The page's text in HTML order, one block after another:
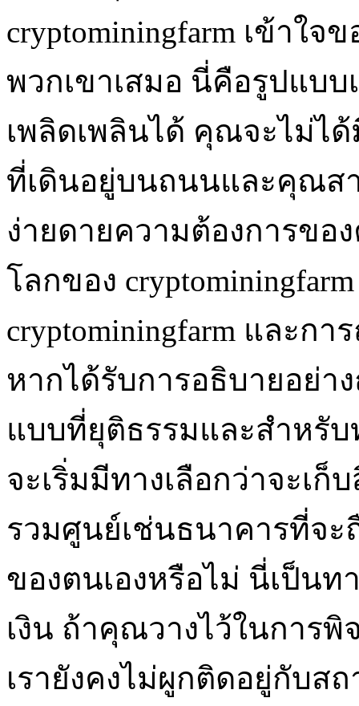
cryptominingfarm เข้าใ
พวกเขาเสมอ นี่คือรูปแบ
เพลิดเพลินได้ คุณจะไม่ไ
ที่เดินอยู่บนถนนและคุณส
ง่ายดายความต้องการข
โลกของ
cryptominingfarm และก
หากได้รับการอธิบายอย่า
แบบที่ยุติธรรมและสำหรั
จะเริ่มมีทางเลือกว่าจะเ
รวมศูนย์เช่นธนาคารที่จ
ของตนเองหรือไม่ นี่เป็น
เงิน ถ้าคุณวางไว้ในการ
เรายังคงไม่ผูกติดอยู่กับส